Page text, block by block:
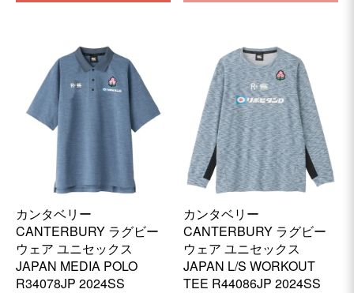
カンタベリー
CANTERBURY ラグビー
ウェア ユニセックス
JAPAN MEDIA POLO
R34078JP 2024SS
カンタベリー
CANTERBURY ラグビー
ウェア ユニセックス
JAPAN L/S WORKOUT
TEE R44086JP 2024SS